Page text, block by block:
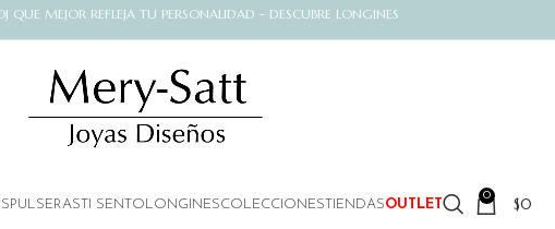
QUE MEJOR REFLEJA TU PERSONALIDAD - DESCUBRE LONGINES
PULSERASTI SENTO LONGINESCOLECCIONESTIENDASOUTLET
0 $0